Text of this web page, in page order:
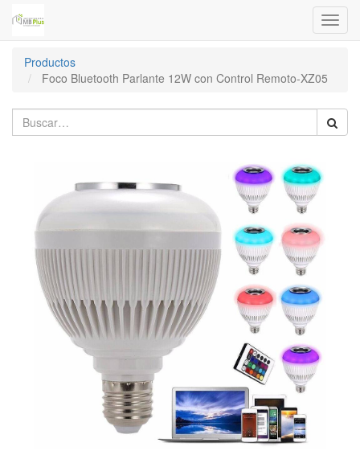
Menú
de
Productos
Foco Bluetooth Parlante 12W con Control Remoto-XZ05